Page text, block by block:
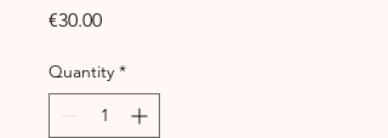
€30.00Price
Quantity *